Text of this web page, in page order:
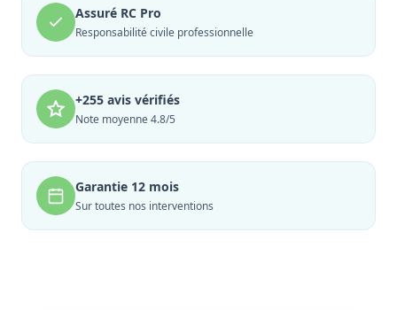
Assuré RC Pro
Responsabilité civile professionnelle
+255 avis vérifiés
Note moyenne 4.8/5
Garantie 12 mois
Sur toutes nos interventions